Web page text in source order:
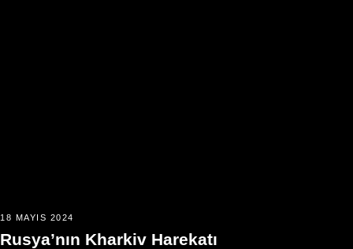
18 MAYIS 2024
Rusya’nın Kharkiv Harekatı